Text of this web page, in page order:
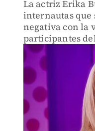
La actriz Erika
internautas que
negativa con la
participantes